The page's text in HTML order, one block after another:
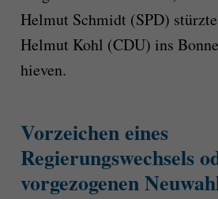
Helmut Schmidt (SPD)
Helmut Kohl (CDU) ins
hieven.
Vorzeichen eines
Regierungswechsels
vorgezogenen